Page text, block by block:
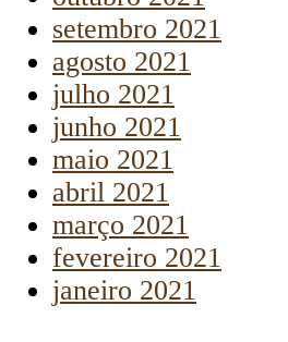
setembro 2021
agosto 2021
julho 2021
junho 2021
maio 2021
abril 2021
março 2021
fevereiro 2021
janeiro 2021